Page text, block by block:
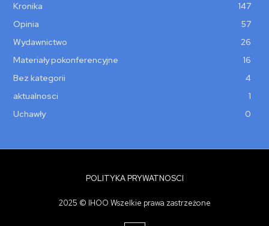
Kronika
147
Opinia
57
Wydawnictwo
26
Materiały pokonferencyjne
16
Bez kategorii
4
aktualnosci
1
Uchawły
0
POLITYKA PRYWATNOSCI
2025 © IHOO Wszelkie prawa zastrzeżone